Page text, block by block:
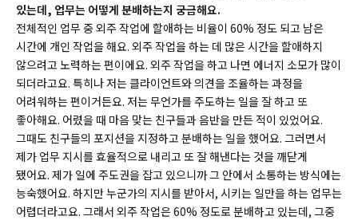
있는데, 업무는 어떻게 분배하는지 궁금해요.
전체적인 업무 중 외주 작업에 할애하는 비율이 60% 정도 되고 남은
시간에 개인 작업을 해요. 외주 작업을 하는 데 많은 시간을 할애하지
않으려고 노력하는 편이에요. 외주 작업을 하고 나면 에너지 소모가 많이
되더라고요. 특히나 저는 클라이언트와 의견을 조율하는 과정을
어려워하는 편이거든요. 저는 무언가를 주도하는 일을 잘 하고 또
좋아해요. 어렸을 때 마음 맞는 친구들과 음반을 만든 적이 있었어요.
그때도 친구들의 포지션을 지정하고 분배하는 일을 했어요. 그러면서
제가 업무 지시를 효율적으로 내리고 또 잘 해낸다는 것을 깨닫게
됐어요. 제가 일에 주도권을 잡고 있으니까 그 안에서 소통하는 방식에는
능숙했어요. 하지만 누군가의 지시를 받아서, 시키는 일만을 하는 업무는
어렵더라고요. 그래서 외주 작업은 60% 정도로 분배하고 있는데, 그중